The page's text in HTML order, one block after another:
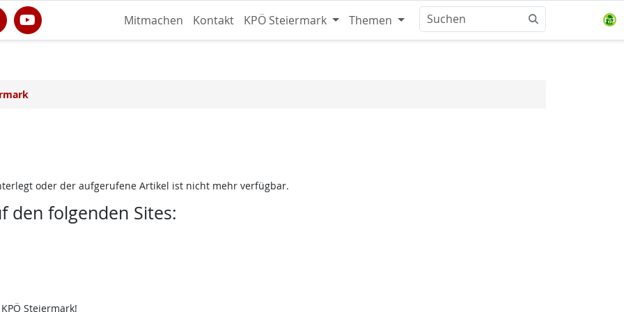
Mitmachen Kontakt KPÖ Steiermark Themen
oder der aufgerufene Artikel ist nicht mehr verfügbar.
den folgenden Sites:
Steiermark!